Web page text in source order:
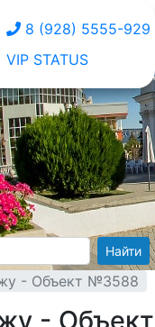
8 (928) 5555-929
VIP STATUS
Найти
- Объект №3588
- Объект